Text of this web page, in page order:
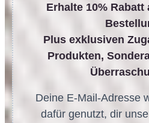
Erhalte 10% Rabatt
Plus exklusiven
Produkten,
Deine E-Mail-Adresse
dafür genutzt, dir